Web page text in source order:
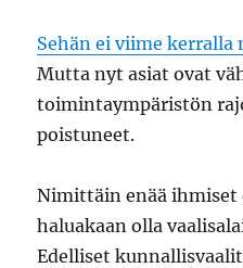
Sehän ei viime
Mutta nyt asiat ovat
toimintaympäristön
poistuneet.
Nimittäin enää
haluakaan olla
Edelliset